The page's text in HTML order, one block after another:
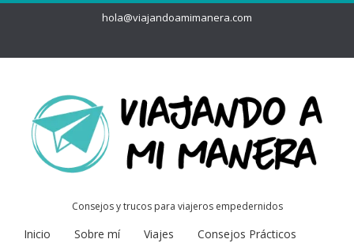
hola@viajandoamimanera.com
Consejos y trucos para viajeros empedernidos
Inicio Sobre mí Viajes
Consejos Prácticos